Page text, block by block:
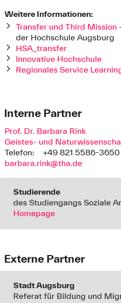
Weitere Informationen:
Transfer und Third Mission
der Hochschule Augsburg
HSA_transfer
Innovative Hochschule
Regionales Service
Interne Partner
Prof. Dr. Barbara Rink
Geistes- und
Telefon:
+49 821 5586-3650
barbara.rink@tha.de
Studierende
des Studiengangs Soziale
Homepage
Externe Partner
Stadt Augsburg
Referat für Bildung und